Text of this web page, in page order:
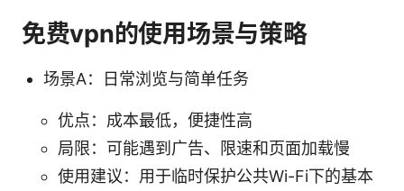
免费vpn的使用场景与策略
场景A：日常浏览与简单任务
优点：成本最低，便捷性高
局限：可能遇到广告、限速和页面加载慢
使用建议：用于临时保护公共Wi-Fi下的基本